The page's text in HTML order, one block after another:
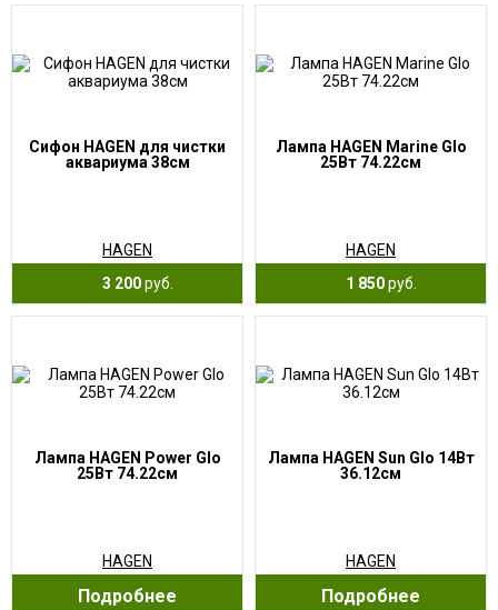
Сифон HAGEN для чистки
аквариума 38см
HAGEN
3 200руб.
Лампа HAGEN Marine Glo
25Вт 74.22см
HAGEN
1 850руб.
Лампа HAGEN Power Glo
25Вт 74.22см
HAGEN
Подробнее
Лампа HAGEN Sun Glo 14Вт
36.12см
HAGEN
Подробнее